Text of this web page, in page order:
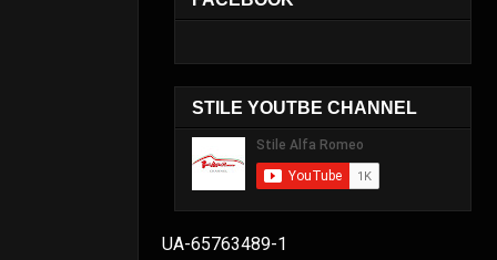
STILE YOUTBE CHANNEL
UA-65763489-1